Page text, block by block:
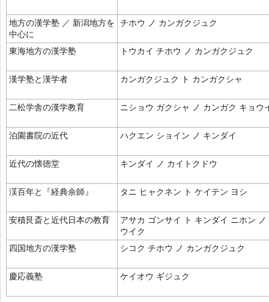
地方の漢学塾 ／ 新潟地方を
中心に
チホウ ノ カンガクジュク
東海地方の漢学塾 トウカイ チホウ ノ カンガクジュク
漢学塾と漢学者 カンガクジュク ト カンガクシャ
二松学舎の漢学教育 ニショウ ガクシャ ノ カンガク キョウ
泊園書院の近代 ハクエン ショイン ノ キンダイ
近代の懐徳堂 キンダイ ノ カイトクドウ
渓百年と『経典余師』 タニ ヒャクネン ト ケイテン ヨシ
安積艮斎と近代日本の教育
アサカ ゴンサイ ト キンダイ ニホン ノ
ウイク
四国地方の漢学塾
シコク チホウ ノ カンガクジュク
慶応義塾 ケイオウ ギジュク